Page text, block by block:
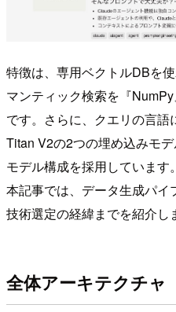
特徴は、専用ベクトルDBを
マンティック検索を『
です。さらに、クエリの言語
Titan V2の2つの埋め込みモ
モデル構成を採用しています。
本記事では、データ生成パイ
技術選定の経緯までを紹介し
全体アーキテクチャ